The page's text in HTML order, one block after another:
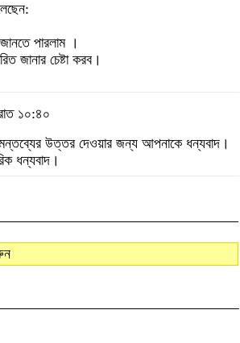
পারলাম ।
জানার চেষ্টা করব।
১০:৪০
উত্তর দেওয়ার জন্য আপনাকে ধন্যবাদ।
ধন্যবাদ।